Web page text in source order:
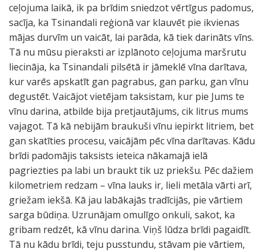
ceļojuma laikā, ik pa brīdim sniedzot vērtīgus padomus,
sacīja, ka Tsinandali reģionā var klauvēt pie ikvienas
mājas durvīm un vaicāt, lai parāda, kā tiek darināts vīns.
Tā nu mūsu pieraksti ar izplānoto ceļojuma maršrutu
liecināja, ka Tsinandali pilsētā ir jāmeklē vīna darītava,
kur varēs apskatīt gan pagrabus, gan parku, gan vīnu
degustēt. Vaicājot vietējam taksistam, kur pie Jums te
vīnu darina, atbilde bija pretjautājums, cik litrus mums
vajagot. Tā kā nebijām braukuši vīnu iepirkt litriem, bet
gan skatīties procesu, vaicājām pēc vīna darītavas. Kādu
brīdi padomājis taksists ieteica nākamajā ielā
pagriezties pa labi un braukt tik uz priekšu. Pēc dažiem
kilometriem redzam – vīna lauks ir, lieli metāla vārti arī,
griežam iekšā. Kā jau labākajās tradīcijās, pie vārtiem
sarga būdiņa. Uzrunājam omulīgo onkuli, sakot, ka
gribam redzēt, kā vīnu darina. Viņš lūdza brīdi pagaidīt.
Tā nu kādu brīdi, teju pusstundu, stāvam pie vārtiem,